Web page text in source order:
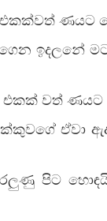
ණයට
ඉදලනේ
එකක් වත් ණයට
ඒවා
පිට